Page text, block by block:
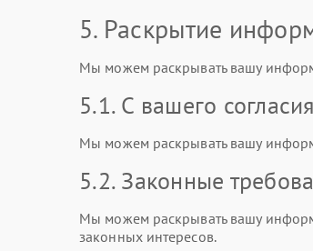
5. Раскрытие
Мы можем раскрывать вашу
5.1. С вашего согласия
Мы можем раскрывать вашу
5.2. Законные
Мы можем раскрывать вашу
законных интересов.